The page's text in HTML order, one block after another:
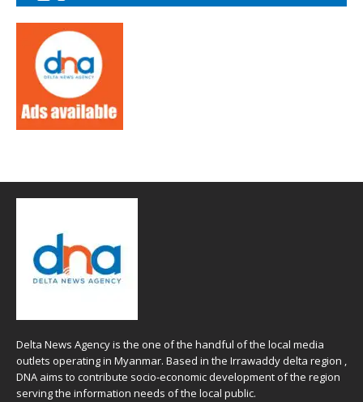
Delta News Agency is the one of the handful of the local media
outlets operating in Myanmar. Based in the Irrawaddy delta region ,
DNA aims to contribute socio-economic development of the region
serving the information needs of the local public.